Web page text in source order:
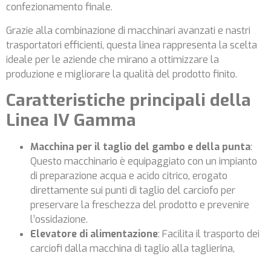
confezionamento finale.
Grazie alla combinazione di macchinari avanzati e nastri
trasportatori efficienti, questa linea rappresenta la scelta
ideale per le aziende che mirano a ottimizzare la
produzione e migliorare la qualità del prodotto finito.
Caratteristiche principali della
Linea IV Gamma
Macchina per il taglio del gambo e della punta:
Questo macchinario è equipaggiato con un impianto
di preparazione acqua e acido citrico, erogato
direttamente sui punti di taglio del carciofo per
preservare la freschezza del prodotto e prevenire
l’ossidazione.
Elevatore di alimentazione: Facilita il trasporto dei
carciofi dalla macchina di taglio alla taglierina,